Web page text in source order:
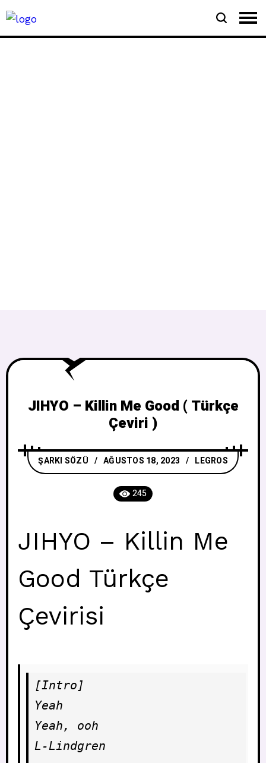
JIHYO – Killin Me Good ( Türkçe
Çeviri )
ŞARKI SÖZÜ AĞUSTOS 18, 2023 LEGROS
245
JIHYO – Killin Me
Good Türkçe
Çevirisi
[Intro]
Yeah
Yeah, ooh
L-Lindgren